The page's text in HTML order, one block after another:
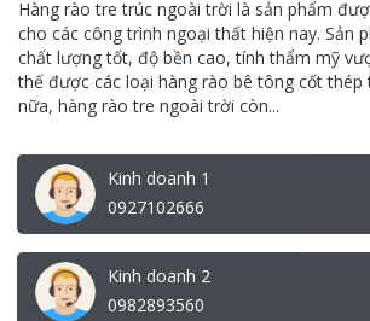
Hàng rào tre trúc ngoài trời là sản phẩm
cho các công trình ngoại thất hiện nay. Sản
chất lượng tốt, độ bền cao, tính thẩm mỹ
thế được các loại hàng rào bê tông cốt thép
nữa, hàng rào tre ngoài trời còn...
Kinh doanh 1
0927102666
Kinh doanh 2
0982893560